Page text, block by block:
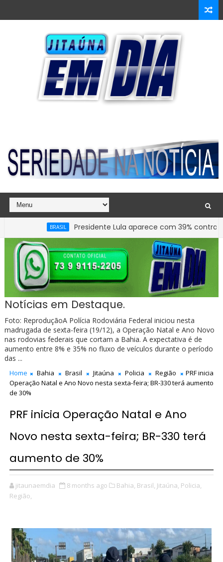
Presidente Lula aparece com 39% contra 30% de
Notícias em Destaque.
Foto: ReproduçãoA Polícia Rodoviária Federal iniciou nesta
madrugada de sexta-feira (19/12), a Operação Natal e Ano Novo
nas rodovias federais que cortam a Bahia. A expectativa é de
aumento entre 8% e 35% no fluxo de veículos durante o período
das ...
Home Bahia Brasil Jitaúna Policia Região
PRF inicia
Operação Natal e Ano Novo nesta sexta-feira; BR-330 terá aumento
de 30%
PRF inicia Operação Natal e Ano
Novo nesta sexta-feira; BR-330 terá
aumento de 30%
jitaunaemdia 8 months ago Bahia, Brasil, Jitaúna, Policia,
Região,